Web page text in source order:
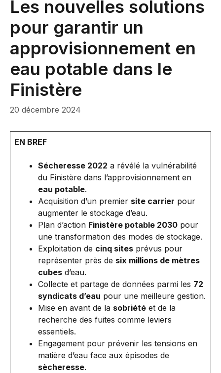
Les nouvelles solutions
pour garantir un
approvisionnement en
eau potable dans le
Finistère
20 décembre 2024
EN BREF
Sécheresse 2022 a révélé la vulnérabilité
du Finistère dans l’approvisionnement en
eau potable.
Acquisition d’un premier site carrier pour
augmenter le stockage d’eau.
Plan d’action Finistère potable 2030 pour
une transformation des modes de stockage.
Exploitation de cinq sites prévus pour
représenter près de six millions de mètres
cubes d’eau.
Collecte et partage de données parmi les 72
syndicats d’eau pour une meilleure gestion.
Mise en avant de la sobriété et de la
recherche des fuites comme leviers
essentiels.
Engagement pour prévenir les tensions en
matière d’eau face aux épisodes de
sècheresse.